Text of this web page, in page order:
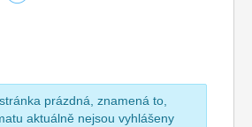
prázdná, znamená to,
aktuálně nejsou vyhlášeny